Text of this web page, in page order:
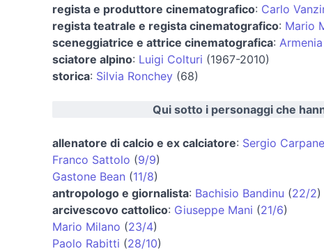
regista e produttore cinematografico: Carlo
regista teatrale e regista cinematografico: Mario
sceneggiatrice e attrice cinematografica:
sciatore alpino: Luigi Colturi (1967-2010)
storica: Silvia Ronchey (68)
Qui sotto i personaggi che
allenatore di calcio e ex calciatore: Sergio
Franco Sattolo (9/9)
Gastone Bean (11/8)
antropologo e giornalista: Bachisio Bandinu (22/2)
arcivescovo cattolico: Giuseppe Mani (21/6)
Mario Milano (23/4)
Paolo Rabitti (28/10)